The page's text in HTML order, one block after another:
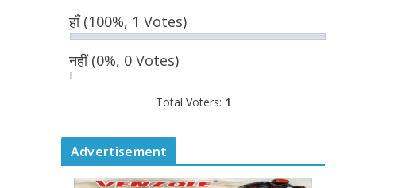
0 Comments
आगामी चुनावों की तैयारियों की
हाँ(100%, 1 Votes)
नहीं(0%, 0 Votes)
Total Voters: 1
Advertisement